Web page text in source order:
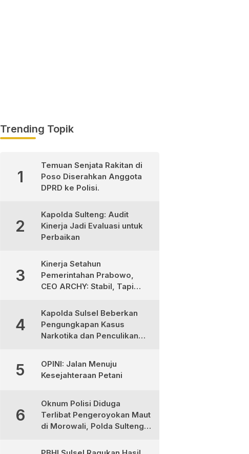
Trending Topik
1
Temuan Senjata Rakitan di
Poso Diserahkan Anggota
DPRD ke Polisi.
2
Kapolda Sulteng: Audit
Kinerja Jadi Evaluasi untuk
Perbaikan
3
Kinerja Setahun
Pemerintahan Prabowo,
CEO ARCHY: Stabil, Tapi
4
Kapolda Sulsel Beberkan
Pengungkapan Kasus
Narkotika dan Penculikan
5
OPINI: Jalan Menuju
Kesejahteraan Petani
6
Oknum Polisi Diduga
Terlibat Pengeroyokan Maut
di Morowali, Polda Sulteng